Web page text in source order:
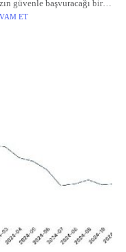
güvenle başvuracağı bir
ET